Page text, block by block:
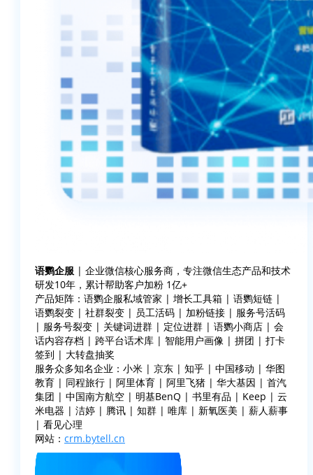
语鹦企服 | 企业微信核心服务商，专注微信生态产品和技术
研发10年，累计帮助客户加粉 1亿+
产品矩阵：语鹦企服私域管家 | 增长工具箱 | 语鹦短链 |
语鹦裂变 | 社群裂变 | 员工活码 | 加粉链接 | 服务号活码
| 服务号裂变 | 关键词进群 | 定位进群 | 语鹦小商店 | 会
话内容存档 | 跨平台话术库 | 智能用户画像 | 拼团 | 打卡
签到 | 大转盘抽奖
服务众多知名企业：小米 | 京东 | 知乎 | 中国移动 | 华图
教育 | 同程旅行 | 阿里体育 | 阿里飞猪 | 华大基因 | 首汽
集团 | 中国南方航空 | 明基BenQ | 书里有品 | Keep | 云
米电器 | 洁婷 | 腾讯 | 知群 | 唯库 | 新氧医美 | 薪人薪事
| 看见心理
网站： crm.bytell.cn